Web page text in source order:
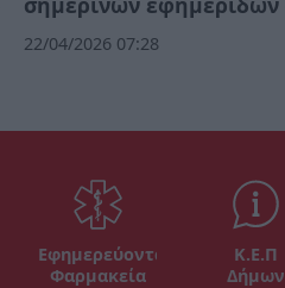
22/04/2026 07:28
Εφημερεύοντα
Φαρμακεία
Κ.Ε.Π
Δήμων